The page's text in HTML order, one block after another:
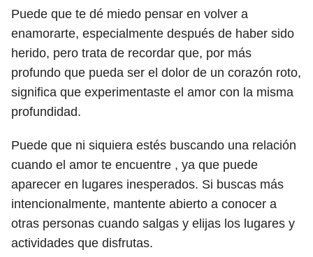
Puede que te dé miedo pensar en volver a
enamorarte, especialmente después de haber sido
herido, pero trata de recordar que, por más
profundo que pueda ser el dolor de un corazón roto,
significa que experimentaste el amor con la misma
profundidad.
Puede que ni siquiera estés buscando una relación
cuando el amor te encuentre , ya que puede
aparecer en lugares inesperados. Si buscas más
intencionalmente, mantente abierto a conocer a
otras personas cuando salgas y elijas los lugares y
actividades que disfrutas.